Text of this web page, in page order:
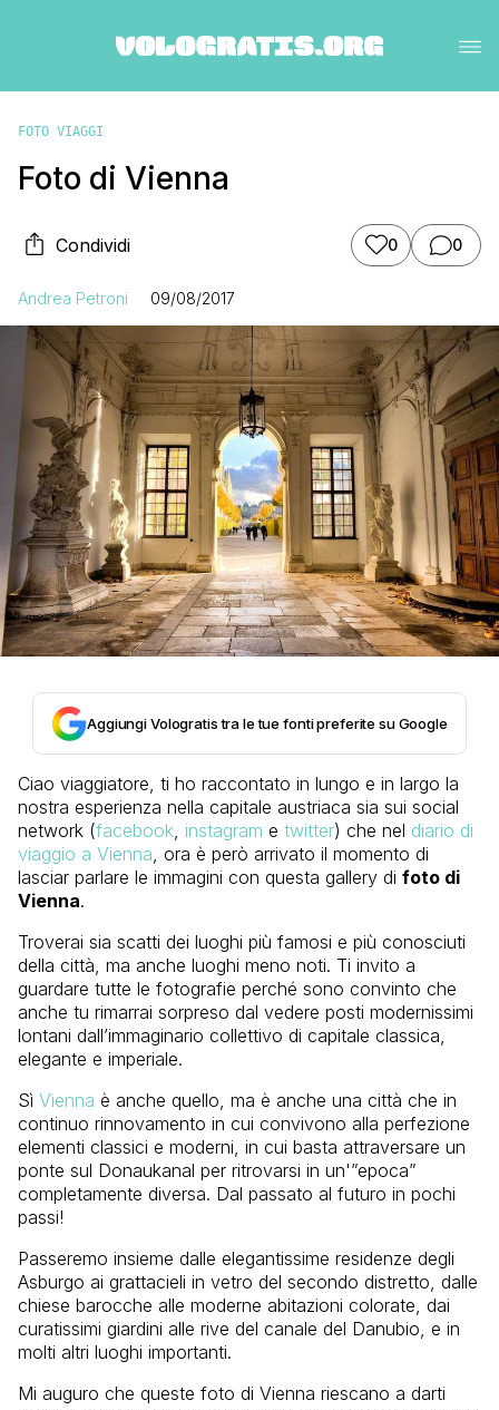
FOTO VIAGGI
Foto di Vienna
Condividi 0 0
Andrea Petroni 09/08/2017
Aggiungi Vologratis tra le tue fonti preferite su Google
Ciao viaggiatore, ti ho raccontato in lungo e in largo la
nostra esperienza nella capitale austriaca sia sui social
network (facebook, instagram e twitter) che nel diario di
viaggio a Vienna, ora è però arrivato il momento di
lasciar parlare le immagini con questa gallery di foto di
Vienna.
Troverai sia scatti dei luoghi più famosi e più conosciuti
della città, ma anche luoghi meno noti. Ti invito a
guardare tutte le fotografie perché sono convinto che
anche tu rimarrai sorpreso dal vedere posti modernissimi
lontani dall’immaginario collettivo di capitale classica,
elegante e imperiale.
Sì Vienna è anche quello, ma è anche una città che in
continuo rinnovamento in cui convivono alla perfezione
elementi classici e moderni, in cui basta attraversare un
ponte sul Donaukanal per ritrovarsi in un'”epoca”
completamente diversa. Dal passato al futuro in pochi
passi!
Passeremo insieme dalle elegantissime residenze degli
Asburgo ai grattacieli in vetro del secondo distretto, dalle
chiese barocche alle moderne abitazioni colorate, dai
curatissimi giardini alle rive del canale del Danubio, e in
molti altri luoghi importanti.
Mi auguro che queste foto di Vienna riescano a darti